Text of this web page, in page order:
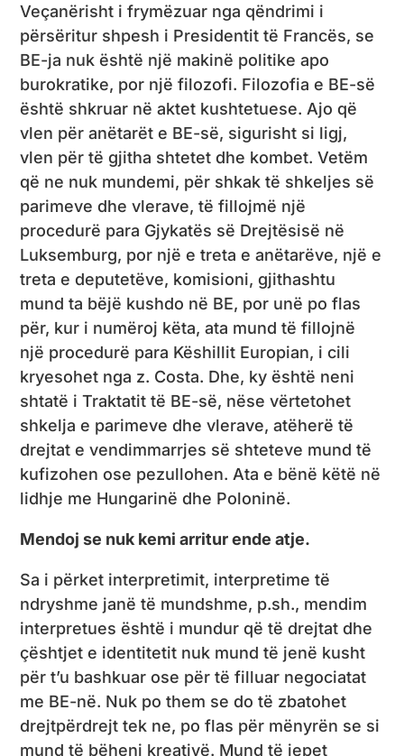
Veçanërisht i frymëzuar nga qëndrimi i
përsëritur shpesh i Presidentit të Francës, se
BE-ja nuk është një makinë politike apo
burokratike, por një filozofi. Filozofia e BE-së
është shkruar në aktet kushtetuese. Ajo që
vlen për anëtarët e BE-së, sigurisht si ligj,
vlen për të gjitha shtetet dhe kombet. Vetëm
që ne nuk mundemi, për shkak të shkeljes së
parimeve dhe vlerave, të fillojmë një
procedurë para Gjykatës së Drejtësisë në
Luksemburg, por një e treta e anëtarëve, një e
treta e deputetëve, komisioni, gjithashtu
mund ta bëjë kushdo në BE, por unë po flas
për, kur i numëroj këta, ata mund të fillojnë
një procedurë para Këshillit Europian, i cili
kryesohet nga z. Costa. Dhe, ky është neni
shtatë i Traktatit të BE-së, nëse vërtetohet
shkelja e parimeve dhe vlerave, atëherë të
drejtat e vendimmarrjes së shteteve mund të
kufizohen ose pezullohen. Ata e bënë këtë në
lidhje me Hungarinë dhe Poloninë.
Mendoj se nuk kemi arritur ende atje.
Sa i përket interpretimit, interpretime të
ndryshme janë të mundshme, p.sh., mendim
interpretues është i mundur që të drejtat dhe
çështjet e identitetit nuk mund të jenë kusht
për t’u bashkuar ose për të filluar negociatat
me BE-në. Nuk po them se do të zbatohet
drejtpërdrejt tek ne, po flas për mënyrën se si
mund të bëheni kreativë. Mund të jepet